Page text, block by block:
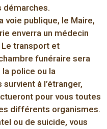
démarches.
voie publique, le Maire,
enverra un médecin
transport et
funéraire sera
police ou la
à l’étranger,
pour vous toutes
différents organismes.
ou de suicide, vous